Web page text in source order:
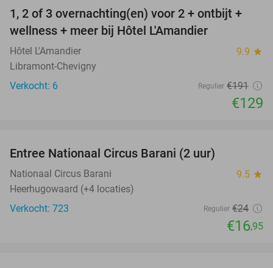
32%
TODAY
1, 2 of 3 overnachting(en) voor 2 + ontbijt +
wellness + meer bij Hôtel L'Amandier
Hôtel L'Amandier 9.9 star
Libramont-Chevigny
Verkocht: 6
Regulier €191
€129
Entree Nationaal Circus Barani (2 uur)
Nationaal Circus Barani 9.5 star
Heerhugowaard (+4 locaties)
Verkocht: 723
Regulier €24
€16,95